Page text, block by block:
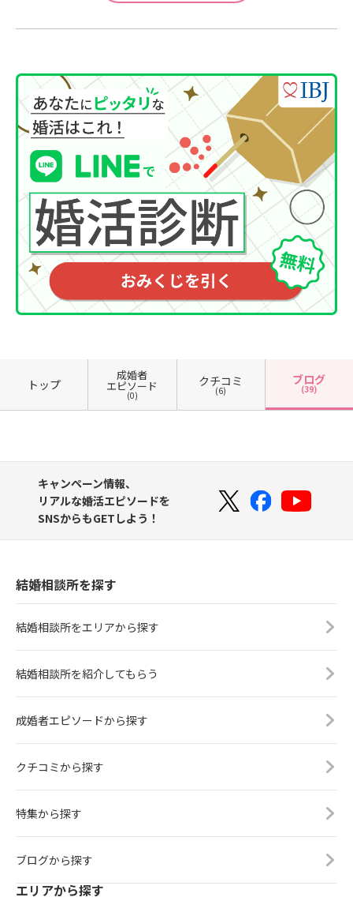
トップ
成婚者
エピソード
(0)
クチコミ
(6)
ブログ
(39)
キャンペーン情報、
リアルな婚活エピソードを
SNSからもGETしよう！
結婚相談所を探す
結婚相談所をエリアから探す
結婚相談所を紹介してもらう
成婚者エピソードから探す
クチコミから探す
特集から探す
ブログから探す
エリアから探す